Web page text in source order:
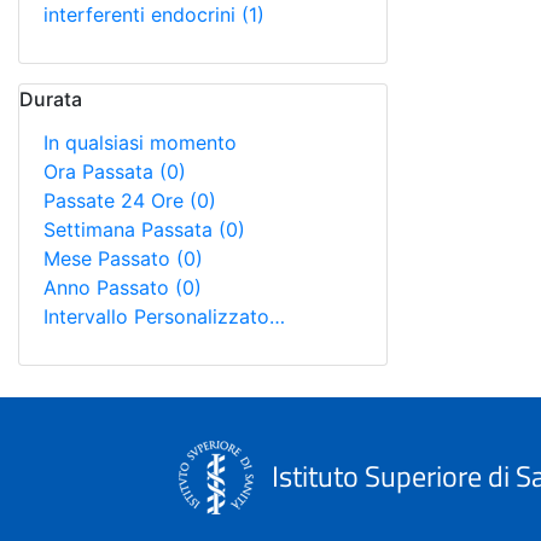
interferenti endocrini (1)
Durata
In qualsiasi momento
Ora Passata (0)
Passate 24 Ore (0)
Settimana Passata (0)
Mese Passato (0)
Anno Passato (0)
Intervallo Personalizzato…
Istituto Superiore di